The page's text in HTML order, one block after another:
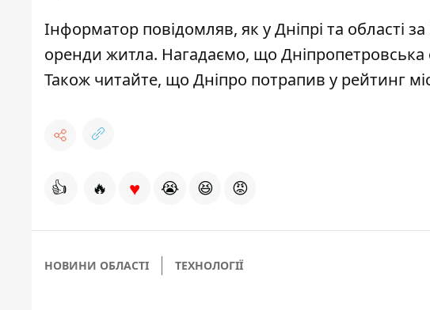
Інформатор повідомляв, як у Дніпрі та області
оренди житла. Нагадаємо, що Дніпропетровська
Також читайте, що Дніпро потрапив у рейтинг
👍 🔥 ♥ 😭 😆 😡
НОВИНИ ОБЛАСТІ ТЕХНОЛОГІЇ